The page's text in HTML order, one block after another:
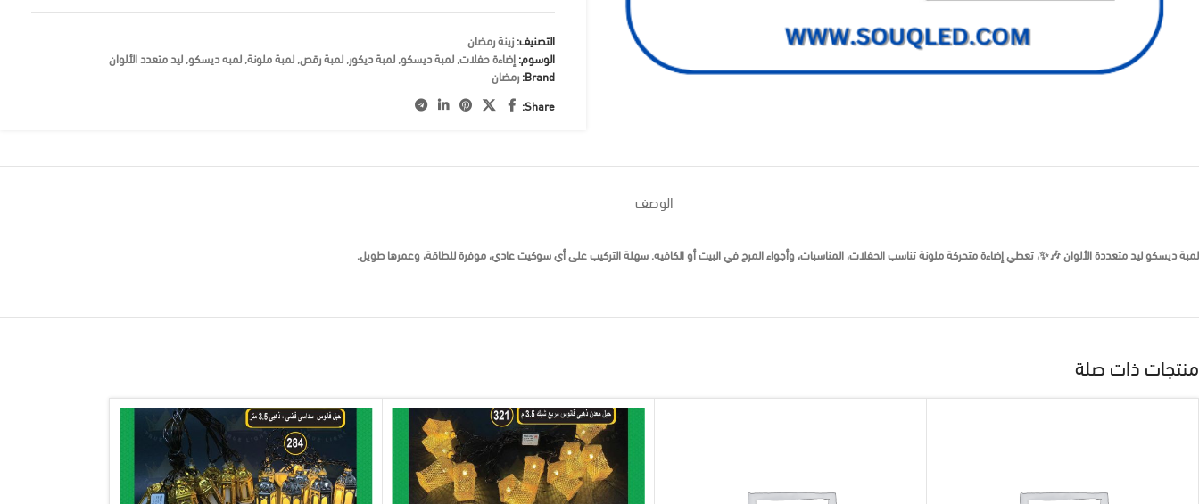
التصنيف:زينة رمضان
الوسوم:إضاءة حفلات,لمبة ديسكو,لمبة ديكور,لمبة رقص,لمبة ملونة,لمبه ديسكو,ليد متعدد الألوان
Brand: رمضان
Share:
الوصف
لمبة ديسكو ليد متعددة الألوان 🎶✨، تعطي إضاءة متحركة ملونة تناسب الحفلات، المناسبات، وأجواء المرح في البيت أو الكافيه. سهلة التركيب على أي سوكيت عادي، موفرة للطاقة، وعمرها طويل.
منتجات ذات صلة